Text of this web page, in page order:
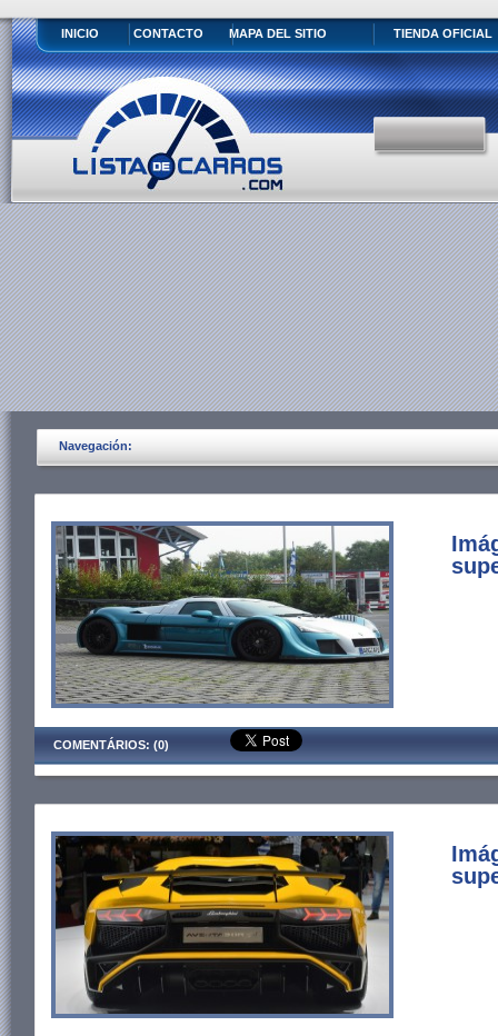
INICIO CONTACTO MAPA DEL SITIO TIENDA OFICIAL
Navegación:
COMENTÁRIOS: (0)